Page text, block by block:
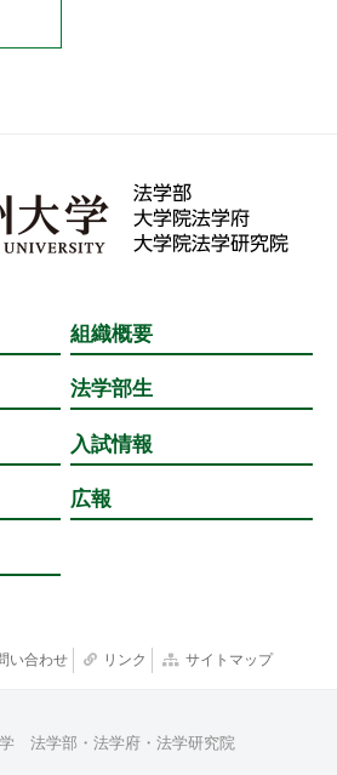
組織概要
法学部生
入試情報
広報
い合わせ リンク サイトマップ
法学部・法学府・法学研究院